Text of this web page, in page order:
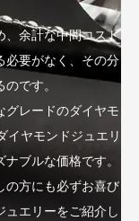
、余計な中間コスト
必要がなく、その分
です。
グレードのダイヤモ
イヤモンドジュエリ
ブルな価格です。
の方にも必ずお喜び
ュエリーをご紹介し